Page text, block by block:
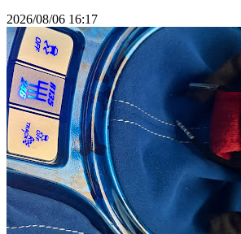
2026/08/06 16:17